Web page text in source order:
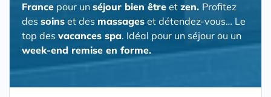
France pour un séjour bien être et zen. Profitez
des soins et des massages et détendez-vous… Le
top des vacances spa. Idéal pour un séjour ou un
week-end remise en forme.